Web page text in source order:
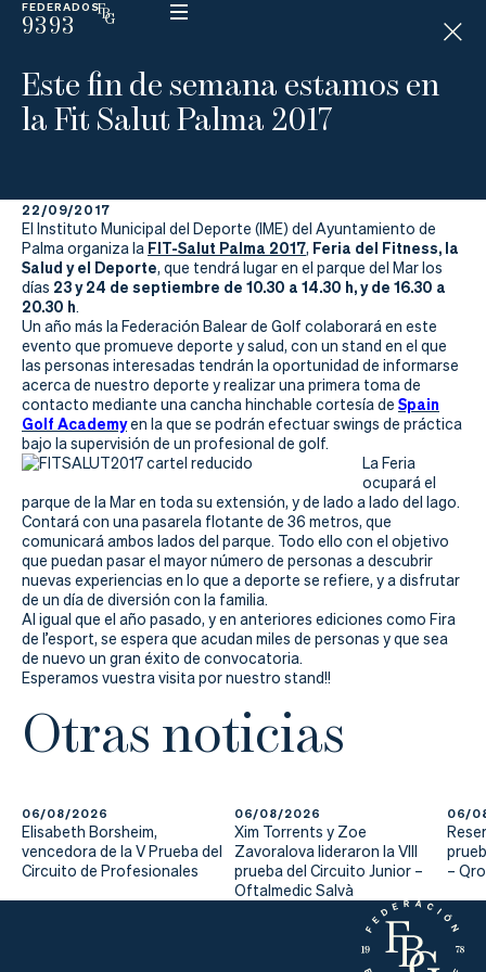
FEDERADOS
9393
ESP
N
D
I
C
La
Federación
Federarse
Jugar
Aprender
Actualidad
Tienda
Este fin de semana estamos en
la Fit Salut Palma 2017
22/09/2017
El Instituto Municipal del Deporte (IME) del Ayuntamiento de
Palma organiza la FIT-Salut Palma 2017, Feria del Fitness, la
Salud y el Deporte, que tendrá lugar en el parque del Mar los
días 23 y 24 de septiembre de 10.30 a 14.30 h, y de 16.30 a
20.30 h.
Un año más la Federación Balear de Golf colaborará en este
evento que promueve deporte y salud, con un stand en el que
las personas interesadas tendrán la oportunidad de informarse
acerca de nuestro deporte y realizar una primera toma de
contacto mediante una cancha hinchable cortesía de Spain
Golf Academyen la que se podrán efectuar swings de práctica
bajo la supervisión de un profesional de golf.
La Feria
ocupará el
parque de la Mar en toda su extensión, y de lado a lado del lago.
Contará con una pasarela flotante de 36 metros, que
comunicará ambos lados del parque. Todo ello con el objetivo
que puedan pasar el mayor número de personas a descubrir
nuevas experiencias en lo que a deporte se refiere, y a disfrutar
de un día de diversión con la familia.
Al igual que el año pasado, y en anteriores ediciones como Fira
de l’esport, se espera que acudan miles de personas y que sea
de nuevo un gran éxito de convocatoria.
Esperamos vuestra visita por nuestro stand!!
Otras noticias
06/08/2026
Elisabeth Borsheim,
vencedora de la V Prueba del
Circuito de Profesionales
06/08/2026
Xim Torrents y Zoe
Zavoralova lideraron la VIII
prueba del Circuito Junior –
Oftalmedic Salvà
06/
–